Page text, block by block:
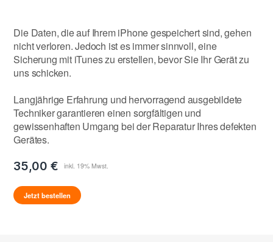
Die Daten, die auf Ihrem iPhone gespeichert sind, gehen
nicht verloren. Jedoch ist es immer sinnvoll, eine
Sicherung mit iTunes zu erstellen, bevor Sie Ihr Gerät zu
uns schicken.
Langjährige Erfahrung und hervorragend ausgebildete
Techniker garantieren einen sorgfältigen und
gewissenhaften Umgang bei der Reparatur Ihres defekten
Gerätes.
35,00 €
Jetzt bestellen